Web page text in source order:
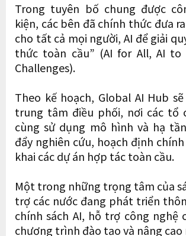
Trong tuyên bố chung được
kiện, các bên đã chính thức đưa
cho tất cả mọi người, AI để giải
thức toàn cầu” (AI for All, AI to
Challenges).
Theo kế hoạch, Global AI Hub
trung tâm điều phối, nơi các tổ
cùng sử dụng mô hình và hạ
đẩy nghiên cứu, hoạch định
khai các dự án hợp tác toàn cầu.
Một trong những trọng tâm của
trợ các nước đang phát triển
chính sách AI, hỗ trợ công nghệ
chương trình đào tạo và nâng cao